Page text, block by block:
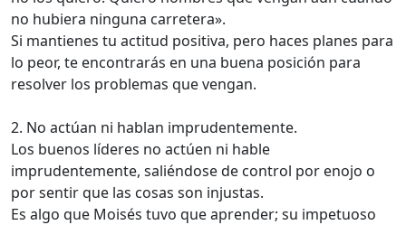
no hubiera ninguna carretera».
Si mantienes tu actitud positiva, pero haces planes para
lo peor, te encontrarás en una buena posición para
resolver los problemas que vengan.
2. No actúan ni hablan imprudentemente.
Los buenos líderes no actúen ni hable
imprudentemente, saliéndose de control por enojo o
por sentir que las cosas son injustas.
Es algo que Moisés tuvo que aprender; su impetuoso